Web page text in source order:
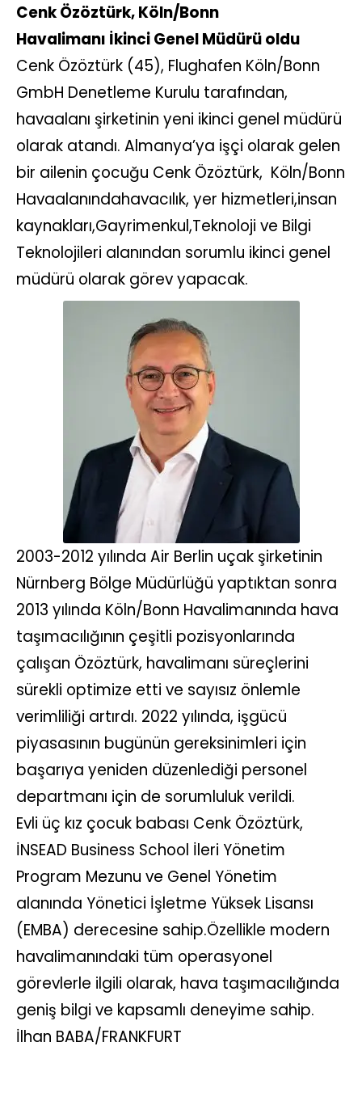
Cenk Özöztürk, Köln/Bonn
Havalimanı İkinci Genel Müdürü oldu
Cenk Özöztürk (45), Flughafen Köln/Bonn
GmbH Denetleme Kurulu tarafından,
havaalanı şirketinin yeni ikinci genel müdürü
olarak atandı. Almanya’ya işçi olarak gelen
bir ailenin çocuğu Cenk Özöztürk, Köln/Bonn
Havaalanındahavacılık, yer hizmetleri,insan
kaynakları,Gayrimenkul,Teknoloji ve Bilgi
Teknolojileri alanından sorumlu ikinci genel
müdürü olarak görev yapacak.
2003-2012 yılında Air Berlin uçak şirketinin
Nürnberg Bölge Müdürlüğü yaptıktan sonra
2013 yılında Köln/Bonn Havalimanında hava
taşımacılığının çeşitli pozisyonlarında
çalışan Özöztürk, havalimanı süreçlerini
sürekli optimize etti ve sayısız önlemle
verimliliği artırdı. 2022 yılında, işgücü
piyasasının bugünün gereksinimleri için
başarıya yeniden düzenlediği personel
departmanı için de sorumluluk verildi.
Evli üç kız çocuk babası Cenk Özöztürk,
İNSEAD Business School İleri Yönetim
Program Mezunu ve Genel Yönetim
alanında Yönetici İşletme Yüksek Lisansı
(EMBA) derecesine sahip.Özellikle modern
havalimanındaki tüm operasyonel
görevlerle ilgili olarak, hava taşımacılığında
geniş bilgi ve kapsamlı deneyime sahip.
İlhan BABA/FRANKFURT